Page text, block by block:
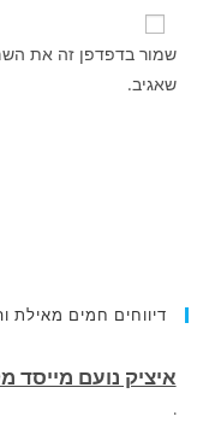
שמור בדפדפן זה את
שאגיב.
דיווחים חמים מאילת
הותר לפרסום שמו